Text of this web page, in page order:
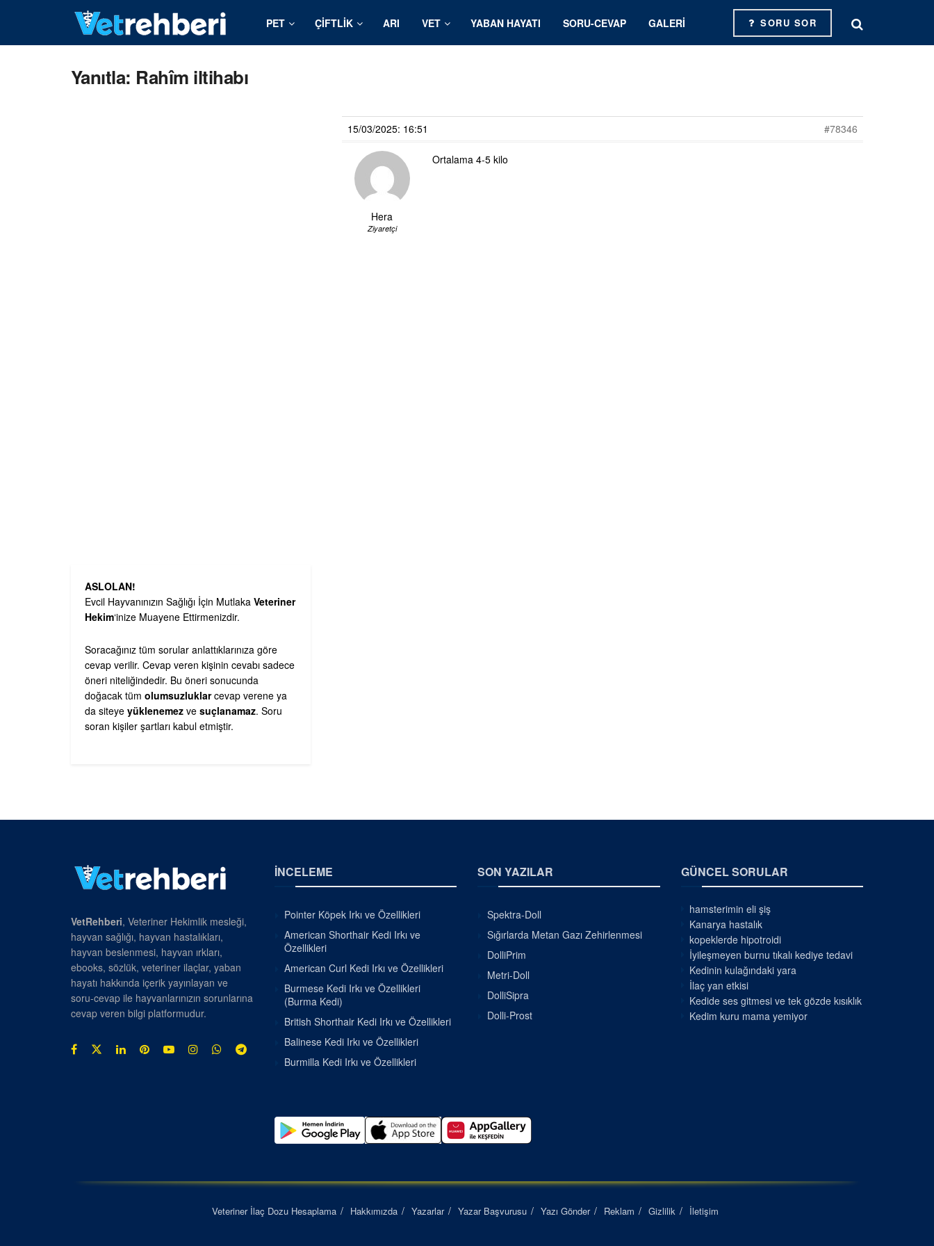
PET ÇIFTLIK ARI VET YABAN HAYATI SORU-CEVAP GALERI SORU SOR
Yanıtla: Rahîm iltihabı
15/03/2025: 16:51 #78346
Hera
Ziyaretçi
Ortalama 4-5 kilo
ASLOLAN!
Evcil Hayvanınızın Sağlığı İçin Mutlaka Veteriner
Hekim‘inize Muayene Ettirmenizdir.
Soracağınız tüm sorular anlattıklarınıza göre
cevap verilir. Cevap veren kişinin cevabı sadece
öneri niteliğindedir. Bu öneri sonucunda
doğacak tüm olumsuzluklarcevap verene ya
da siteye yüklenemez ve suçlanamaz. Soru
soran kişiler şartları kabul etmiştir.
VetRehberi, Veteriner Hekimlik mesleği,
hayvan sağlığı, hayvan hastalıkları,
hayvan beslenmesi, hayvan ırkları,
ebooks, sözlük, veteriner ilaçlar, yaban
hayatı hakkında içerik yayınlayan ve
soru-cevap ile hayvanlarınızın sorunlarına
cevap veren bilgi platformudur.
İNCELEME
Pointer Köpek Irkı ve Özellikleri
American Shorthair Kedi Irkı ve
Özellikleri
American Curl Kedi Irkı ve Özellikleri
Burmese Kedi Irkı ve Özellikleri
(Burma Kedi)
British Shorthair Kedi Irkı ve Özellikleri
Balinese Kedi Irkı ve Özellikleri
Burmilla Kedi Irkı ve Özellikleri
SON YAZILAR
Spektra-Doll
Sığırlarda Metan Gazı Zehirlenmesi
DolliPrim
Metri-Doll
DolliSipra
Dolli-Prost
GÜNCEL SORULAR
hamsterimin eli şiş
Kanarya hastalık
kopeklerde hipotroidi
İyileşmeyen burnu tıkalı kediye tedavi
Kedinin kulağındaki yara
İlaç yan etkisi
Kedide ses gitmesi ve tek gözde kısıklık
Kedim kuru mama yemiyor
Veteriner İlaç Dozu Hesaplama Hakkımızda Yazarlar Yazar Başvurusu Yazı Gönder Reklam Gizlilik İletişim